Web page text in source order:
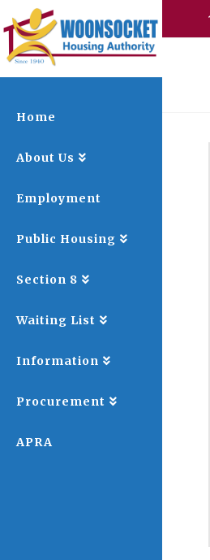
Home
About Us
Employment
Public Housing
Section 8
Waiting List
Information
Procurement
APRA